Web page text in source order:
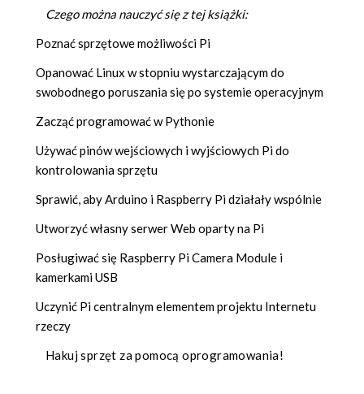
Czego można nauczyć się z tej książki:
Poznać sprzętowe możliwości Pi
Opanować Linux w stopniu wystarczającym do
swobodnego poruszania się po systemie operacyjnym
Zacząć programować w Pythonie
Używać pinów wejściowych i wyjściowych Pi do
kontrolowania sprzętu
Sprawić, aby Arduino i Raspberry Pi działały wspólnie
Utworzyć własny serwer Web oparty na Pi
Posługiwać się Raspberry Pi Camera Module i
kamerkami USB
Uczynić Pi centralnym elementem projektu Internetu
rzeczy
Hakuj sprzęt za pomocą oprogramowania!